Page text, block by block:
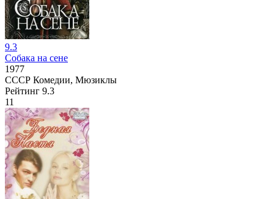
9.3
Собака на сене
1977
СССР Комедии, Мюзиклы
Рейтинг 9.3
11